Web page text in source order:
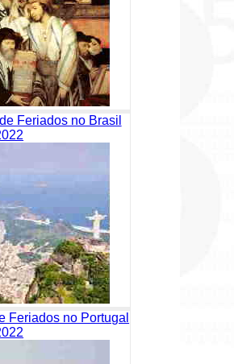
Feriados no Brasil
Feriados no Portugal